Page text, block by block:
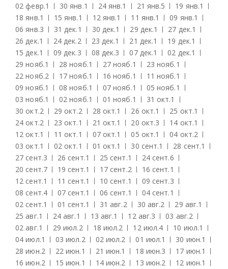
02 февр.1 30 янв.1 24 янв.1 21 янв.5 19 янв.1
18 янв.1 15 янв.1 12 янв.1 11 янв.1 09 янв.1
06 янв.3 31 дек.1 30 дек.1 29 дек.1 27 дек.1
26 дек.1 24 дек.2 23 дек.1 21 дек.1 19 дек.1
15 дек.1 09 дек.3 08 дек.3 07 дек.1 02 дек.1
29 нояб.1 28 нояб.1 27 нояб.1 23 нояб.1
22 нояб.2 17 нояб.1 16 нояб.1 11 нояб.1
09 нояб.1 08 нояб.1 07 нояб.1 05 нояб.1
03 нояб.1 02 нояб.1 01 нояб.1 31 окт.1
30 окт.2 29 окт.2 28 окт.1 26 окт.1 25 окт.1
24 окт.2 23 окт.1 21 окт.1 20 окт.3 14 окт.1
12 окт.1 11 окт.1 07 окт.1 05 окт.1 04 окт.2
03 окт.1 02 окт.1 01 окт.1 30 сент.1 28 сент.1
27 сент.3 26 сент.1 25 сент.1 24 сент.6
20 сент.7 19 сент.1 17 сент.2 16 сент.1
12 сент.1 11 сент.1 10 сент.1 09 сент.3
08 сент.4 07 сент.1 06 сент.1 04 сент.1
02 сент.1 01 сент.1 31 авг.2 30 авг.2 29 авг.1
25 авг.1 24 авг.1 13 авг.1 12 авг.3 03 авг.2
02 авг.1 29 июл.2 18 июл.2 12 июл.4 10 июл.1
04 июл.1 03 июл.2 02 июл.2 01 июл.1 30 июн.1
28 июн.2 22 июн.1 21 июн.1 18 июн.3 17 июн.1
16 июн.2 15 июн.1 14 июн.2 13 июн.2 12 июн.1